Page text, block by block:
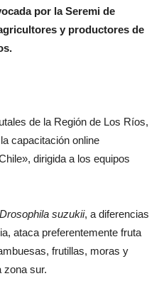
por la Seremi de
y productores de
de la Región de Los Ríos,
capacitación online
dirigida a los equipos
Drosophila suzukii, a diferencias
ataca preferentemente fruta
frutillas, moras y
zona sur.